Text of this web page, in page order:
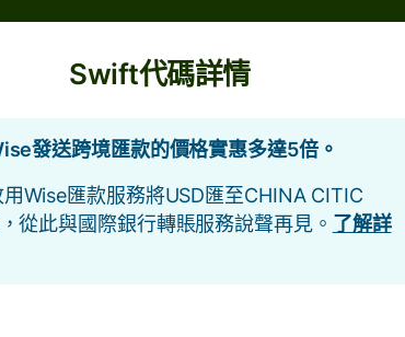
Swift代碼詳情
發送跨境匯款的價格實惠多達5倍。
Wise匯款服務將USD匯至CHINA CITIC
從此與國際銀行轉賬服務說聲再見。 了解詳